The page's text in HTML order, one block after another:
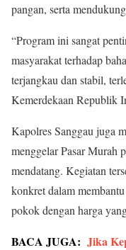
pangan, serta
“Program ini sangat
masyarakat terhadap
terjangkau dan stabil,
Kemerdekaan Republik
Kapolres Sanggau juga
menggelar Pasar Murah
mendatang. Kegiatan
konkret dalam
pokok dengan harga
BACA JUGA: Jika